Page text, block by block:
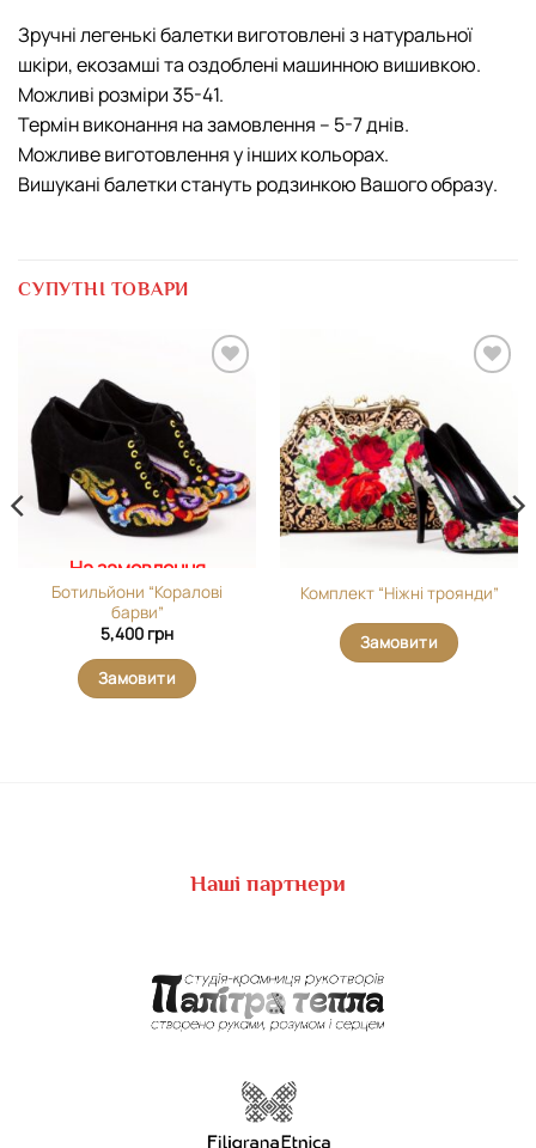
Зручні легенькі балетки виготовлені з натуральної
шкіри, екозамші та оздоблені машинною вишивкою.
Можливі розміри 35-41.
Термін виконання на замовлення – 5-7 днів.
Можливе виготовлення у інших кольорах.
Вишукані балетки стануть родзинкою Вашого образу.
СУПУТНІ ТОВАРИ
На замовлення
Ботильйони “Коралові
барви”
5,400 грн
Замовити
вибране
Комплект “Ніжні троянди”
Замовити
Наші партнери